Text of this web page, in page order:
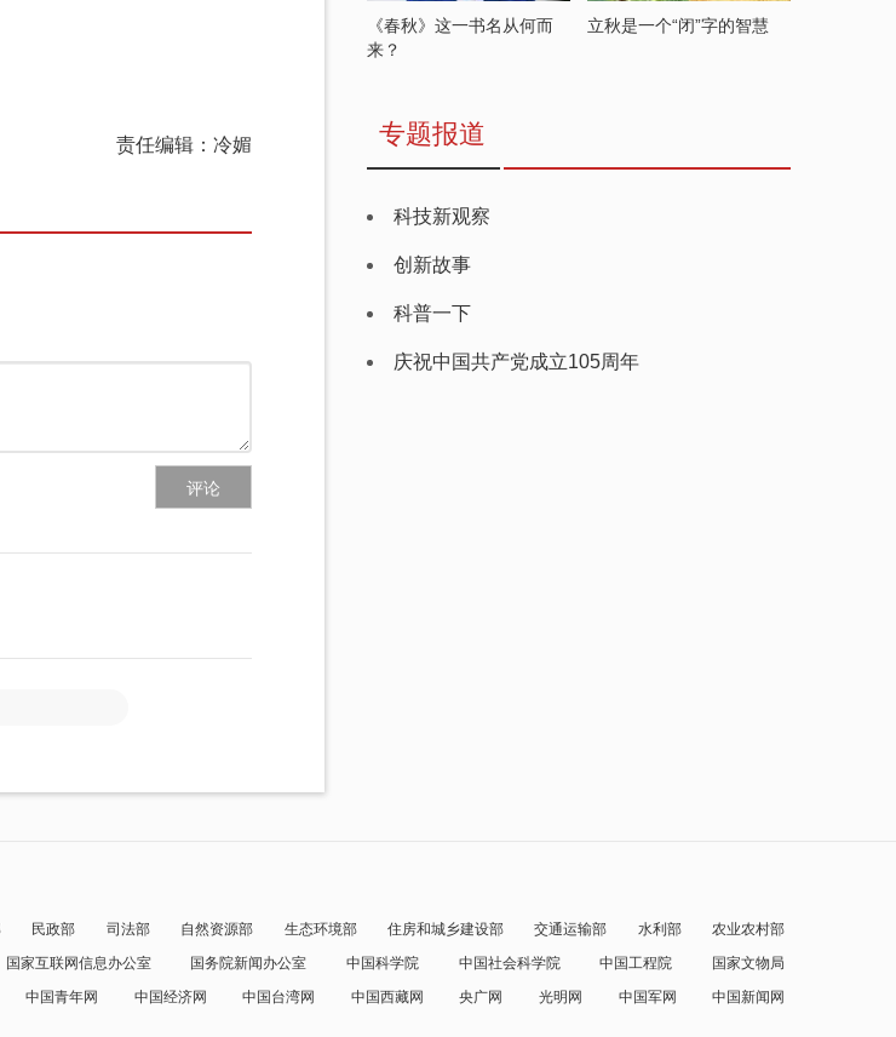
责任编辑：冷媚
评论
《春秋》这一书名从何而
来？
立秋是一个“闭”字的智慧
专题报道
科技新观察
创新故事
科普一下
庆祝中国共产党成立105周年
民政部 司法部 自然资源部 生态环境部 住房和城乡建设部 交通运输部 水利部
农业农村部
国家互联网信息办公室 国务院新闻办公室 中国科学院 中国社会科学院 中国工程院
国家文物局
中国青年网 中国经济网 中国台湾网 中国西藏网 央广网 光明网 中国军网
中国新闻网